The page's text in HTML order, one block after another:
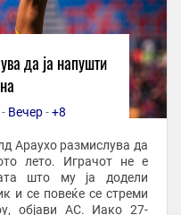
да ја напушти
Вечер-+8
Араухо размислува да
лето. Играчот не е
што му ја додели
и се повеќе се стреми
објави АС. Иако 27-